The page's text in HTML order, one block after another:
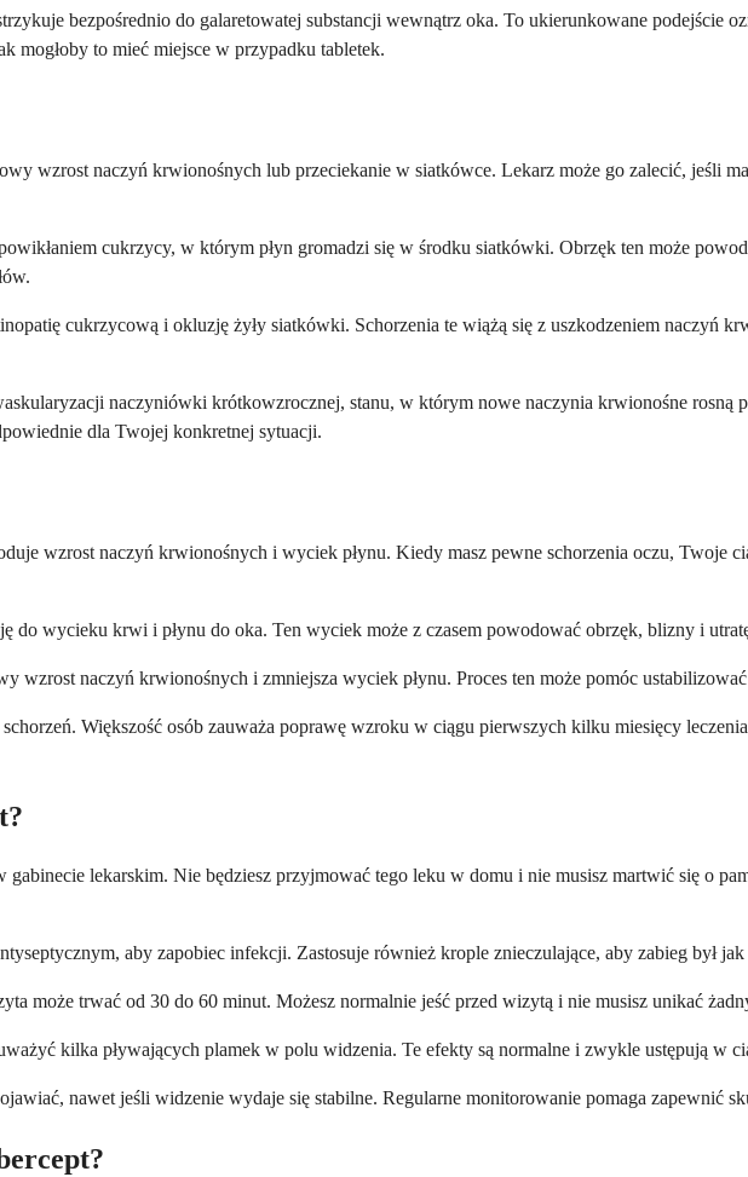
bezpośrednio do galaretowatej substancji wewnątrz oka. To ukierunkowane podejście
mogłoby to mieć miejsce w przypadku tabletek.
wzrost naczyń krwionośnych lub przeciekanie w siatkówce. Lekarz może go zalecić, jeśli
cukrzycy, w którym płyn gromadzi się w środku siatkówki. Obrzęk ten może
cukrzycową i okluzję żyły siatkówki. Schorzenia te wiążą się z uszkodzeniem naczyń
naczyniówki krótkowzrocznej, stanu, w którym nowe naczynia krwionośne rosną
dla Twojej konkretnej sytuacji.
wzrost naczyń krwionośnych i wyciek płynu. Kiedy masz pewne schorzenia oczu, Twoje
do wycieku krwi i płynu do oka. Ten wyciek może z czasem powodować obrzęk, blizny i
wzrost naczyń krwionośnych i zmniejsza wyciek płynu. Proces ten może pomóc
Większość osób zauważa poprawę wzroku w ciągu pierwszych kilku miesięcy
lekarskim. Nie będziesz przyjmować tego leku w domu i nie musisz martwić się o
aby zapobiec infekcji. Zastosuje również krople znieczulające, aby zabieg był
może trwać od 30 do 60 minut. Możesz normalnie jeść przed wizytą i nie musisz unikać
kilka pływających plamek w polu widzenia. Te efekty są normalne i zwykle ustępują w
nawet jeśli widzenie wydaje się stabilne. Regularne monitorowanie pomaga zapewnić